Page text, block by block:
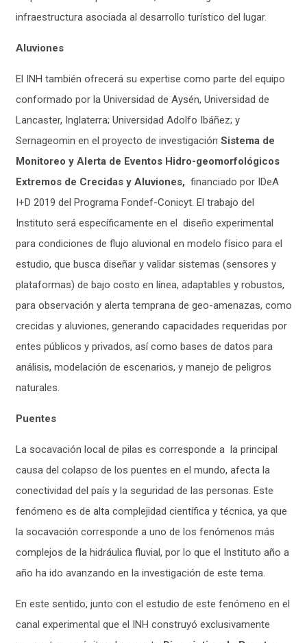
infraestructura asociada al desarrollo turístico del lugar.
Aluviones
El INH también ofrecerá su expertise como parte del equipo
conformado por la Universidad de Aysén, Universidad de
Lancaster, Inglaterra; Universidad Adolfo Ibáñez; y
Sernageomin en el proyecto de investigación Sistema de
Monitoreo y Alerta de Eventos Hidro-geomorfológicos
Extremos de Crecidas y Aluviones, financiado por IDeA
I+D 2019 del Programa Fondef-Conicyt. El trabajo del
Instituto será específicamente en el diseño experimental
para condiciones de flujo aluvional en modelo físico para el
estudio, que busca diseñar y validar sistemas (sensores y
plataformas) de bajo costo en línea, adaptables y robustos,
para observación y alerta temprana de geo-amenazas, como
crecidas y aluviones, generando capacidades requeridas por
entes públicos y privados, así como bases de datos para
análisis, modelación de escenarios, y manejo de peligros
naturales.
Puentes
La socavación local de pilas es corresponde a la principal
causa del colapso de los puentes en el mundo, afecta la
conectividad del país y la seguridad de las personas. Este
fenómeno es de alta complejidad científica y técnica, ya que
la socavación corresponde a uno de los fenómenos más
complejos de la hidráulica fluvial, por lo que el Instituto año a
año ha ido avanzando en la investigación de este tema.
En este sentido, junto con el estudio de este fenómeno en el
canal experimental que el INH construyó exclusivamente